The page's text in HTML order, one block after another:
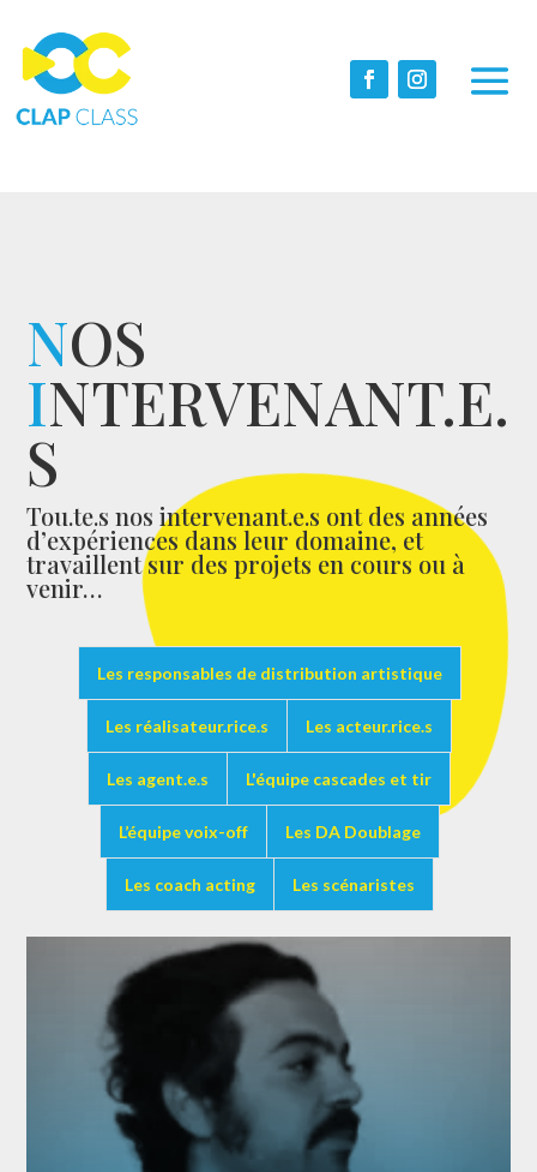
NOS
INTERVENANT.E.
S
Tou.te.s nos intervenant.e.s ont des années
d’expériences dans leur domaine, et
travaillent sur des projets en cours ou à
venir…
Les responsables de distribution artistique
Les réalisateur.rice.s Les acteur.rice.s
Les agent.e.s L'équipe cascades et tir
L’équipe voix-off Les DA Doublage
Les coach acting Les scénaristes